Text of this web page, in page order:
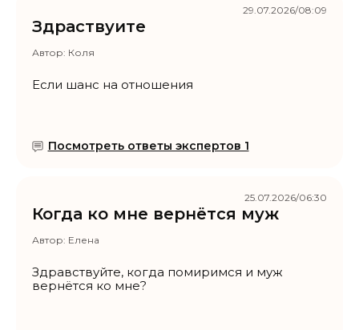
Здраствуите
Автор: Коля
Если шанс на отношения
Посмотреть ответы экспертов 1
29.07.2026/08:09
Когда ко мне вернётся муж
Автор: Елена
Здравствуйте, когда помиримся и муж
вернётся ко мне?
25.07.2026/06:30